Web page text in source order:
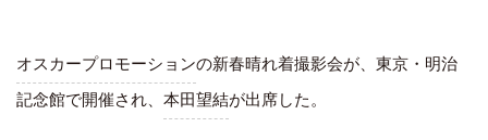
オスカープロモーションの新春晴れ着撮影会が、東京・明治
記念館で開催され、 本田望結が出席した。